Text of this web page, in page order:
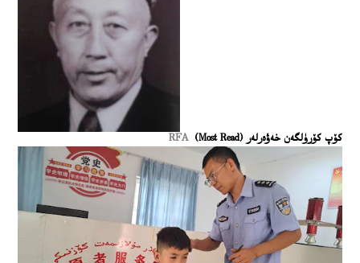
كۆپ كۆرۈلگەن خەۋەرلەر (Most Read) RFA